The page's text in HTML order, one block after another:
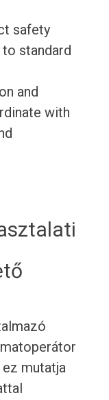
safety
standard
and
with
mutatja